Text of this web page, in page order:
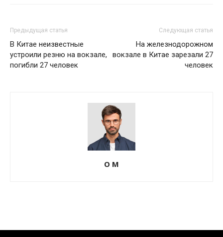
Предыдущая статья
В Китае неизвестные
устроили резню на вокзале,
погибли 27 человек
Следующая статья
На железнодорожном
вокзале в Китае зарезали 27
человек
О М